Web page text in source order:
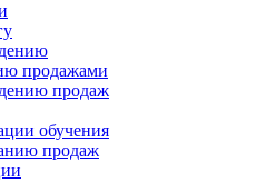
продажами
продаж
обучения
продаж